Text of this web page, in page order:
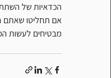
הכדאיות של
אם תחליטו שאתם
מבטיחים לעשות